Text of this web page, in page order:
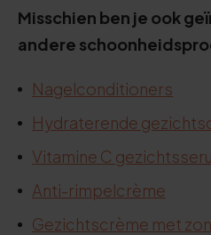
Misschien ben je ook
andere
Nagelconditioners
Hydraterende
Vitamine C
Anti-rimpelcrème
Gezichtscrème met